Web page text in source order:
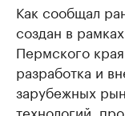
Как сообщал
создан в
Пермского
разработка и
зарубежных
технологий,